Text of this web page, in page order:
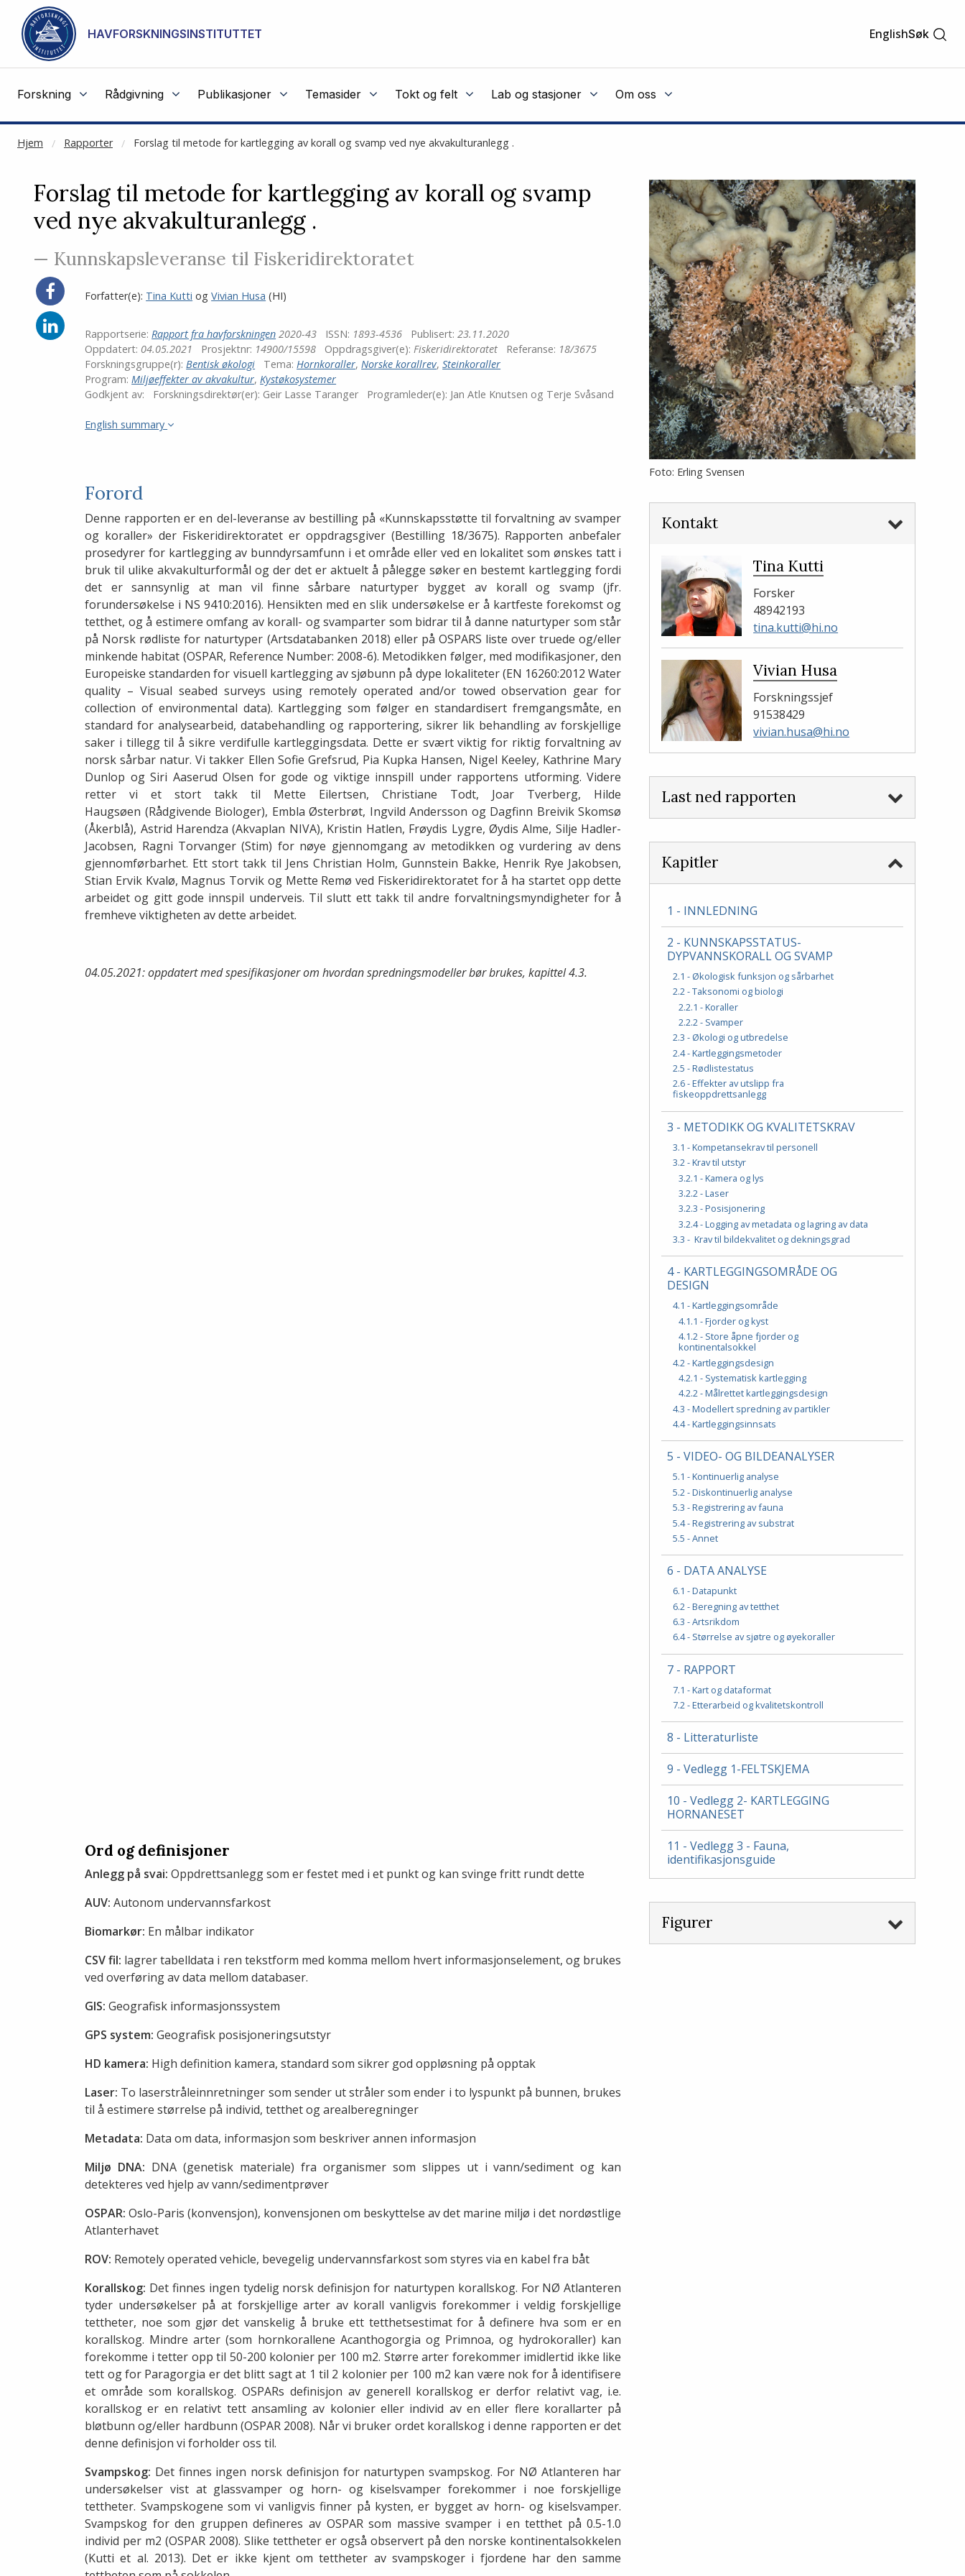
Gå til hovedinnhold
HAVFORSKNINGSINSTITUTTET EnglishSøk
Forskning Rådgivning Publikasjoner Temasider Tokt og felt Lab og stasjoner Om oss
Hjem Rapporter Forslag til metode for kartlegging av korall og svamp ved nye akvakulturanlegg .
NOT CACHED
Forslag til metode for kartlegging av korall og svamp
ved nye akvakulturanlegg .
— Kunnskapsleveranse til Fiskeridirektoratet
Forfatter(e): Tina Kutti ogVivian Husa (HI)
Rapportserie: Rapport fra havforskningen 2020-43 ISSN: 1893-4536 Publisert:23.11.2020
Oppdatert: 04.05.2021 Prosjektnr: 14900/15598 Oppdragsgiver(e): Fiskeridirektoratet Referanse: 18/3675
Forskningsgruppe(r): Bentisk økologi Tema: Hornkoraller, Norske korallrev,Steinkoraller
Program: Miljøeffekter av akvakultur, Kystøkosystemer
Godkjent av:
Forskningsdirektør(er): Geir Lasse Taranger Programleder(e): Jan Atle Knutsen og Terje Svåsand
English summary
Forord
Denne rapporten er en del-leveranse av bestilling på «Kunnskapsstøtte til forvaltning av svamper
og koraller» der Fiskeridirektoratet er oppdragsgiver (Bestilling 18/3675). Rapporten anbefaler
prosedyrer for kartlegging av bunndyrsamfunn i et område eller ved en lokalitet som ønskes tatt i
bruk til ulike akvakulturformål og der det er aktuelt å pålegge søker en bestemt kartlegging fordi
det er sannsynlig at man vil finne sårbare naturtyper bygget av korall og svamp (jfr.
forundersøkelse i NS 9410:2016). Hensikten med en slik undersøkelse er å kartfeste forekomst og
tetthet, og å estimere omfang av korall- og svamparter som bidrar til å danne naturtyper som står
på Norsk rødliste for naturtyper (Artsdatabanken 2018) eller på OSPARS liste over truede og/eller
minkende habitat (OSPAR, Reference Number: 2008-6). Metodikken følger, med modifikasjoner, den
Europeiske standarden for visuell kartlegging av sjøbunn på dype lokaliteter (EN 16260:2012 Water
quality – Visual seabed surveys using remotely operated and/or towed observation gear for
collection of environmental data). Kartlegging som følger en standardisert fremgangsmåte, en
standard for analysearbeid, databehandling og rapportering, sikrer lik behandling av forskjellige
saker i tillegg til å sikre verdifulle kartleggingsdata. Dette er svært viktig for riktig forvaltning av
norsk sårbar natur. Vi takker Ellen Sofie Grefsrud, Pia Kupka Hansen, Nigel Keeley, Kathrine Mary
Dunlop og Siri Aaserud Olsen for gode og viktige innspill under rapportens utforming. Videre
retter vi et stort takk til Mette Eilertsen, Christiane Todt, Joar Tverberg, Hilde
Haugsøen (Rådgivende Biologer), Embla Østerbrøt, Ingvild Andersson og Dagfinn Breivik Skomsø
(Åkerblå), Astrid Harendza (Akvaplan NIVA), Kristin Hatlen, Frøydis Lygre, Øydis Alme, Silje Hadler-
Jacobsen, Ragni Torvanger (Stim) for nøye gjennomgang av metodikken og vurdering av dens
gjennomførbarhet. Ett stort takk til Jens Christian Holm, Gunnstein Bakke, Henrik Rye Jakobsen,
Stian Ervik Kvalø, Magnus Torvik og Mette Remø ved Fiskeridirektoratet for å ha startet opp dette
arbeidet og gitt gode innspil underveis. Til slutt ett takk til andre forvaltningsmyndigheter for å
fremheve viktigheten av dette arbeidet.
04.05.2021: oppdatert med spesifikasjoner om hvordan spredningsmodeller bør brukes, kapittel 4.3.
Ord og definisjoner
Anlegg på svai: Oppdrettsanlegg som er festet med i et punkt og kan svinge fritt rundt dette
AUV:Autonom undervannsfarkost
Biomarkør: En målbar indikator
CSV fil: lagrer tabelldata i ren tekstform med komma mellom hvert informasjonselement, og brukes
ved overføring av data mellom databaser.
GIS: Geografisk informasjonssystem
GPS system: Geografisk posisjoneringsutstyr
HD kamera: High definition kamera, standard som sikrer god oppløsning på opptak
Laser: To laserstråleinnretninger som sender ut stråler som ender i to lyspunkt på bunnen, brukes
til å estimere størrelse på individ, tetthet og arealberegninger
Metadata: Data om data, informasjon som beskriver annen informasjon
Miljø DNA: DNA (genetisk materiale) fra organismer som slippes ut i vann/sediment og kan
detekteres ved hjelp av vann/sedimentprøver
OSPAR:Oslo-Paris (konvensjon), konvensjonen om beskyttelse av det marine miljø i det nordøstlige
Atlanterhavet
ROV: Remotely operated vehicle, bevegelig undervannsfarkost som styres via en kabel fra båt
Korallskog: Det finnes ingen tydelig norsk definisjon for naturtypen korallskog. For NØ Atlanteren
tyder undersøkelser på at forskjellige arter av korall vanligvis forekommer i veldig forskjellige
tettheter, noe som gjør det vanskelig å bruke ett tetthetsestimat for å definere hva som er en
korallskog. Mindre arter (som hornkorallene Acanthogorgia og Primnoa, og hydrokoraller) kan
forekomme i tetter opp til 50-200 kolonier per 100 m2. Større arter forekommer imidlertid ikke like
tett og for Paragorgia er det blitt sagt at 1 til 2 kolonier per 100 m2 kan være nok for å identifisere
et område som korallskog. OSPARs definisjon av generell korallskog er derfor relativt vag, i.e.
korallskog er en relativt tett ansamling av kolonier eller individ av en eller flere korallarter på
bløtbunn og/eller hardbunn (OSPAR 2008). Når vi bruker ordet korallskog i denne rapporten er det
denne definisjon vi forholder oss til.
Svampskog: Det finnes ingen norsk definisjon for naturtypen svampskog. For NØ Atlanteren har
undersøkelser vist at glassvamper og horn- og kiselsvamper forekommer i noe forskjellige
tettheter. Svampskogene som vi vanligvis finner på kysten, er bygget av horn- og kiselsvamper.
Svampskog for den gruppen defineres av OSPAR som massive svamper i en tetthet på 0.5-1.0
individ per m2 (OSPAR 2008). Slike tettheter er også observert på den norske kontinentalsokkelen
(Kutti et al. 2013). Det er ikke kjent om tettheter av svampskoger i fjordene har den samme
Del
på
Facebook
Del
på
LinkedIn
Foto: Erling Svensen
Kontakt
Tina Kutti
Forsker
48942193
tina.kutti@hi.no
Vivian Husa
Forskningssjef
91538429
vivian.husa@hi.no
Last ned rapporten
Kapitler
1 - INNLEDNING
2 - KUNNSKAPSSTATUS-
DYPVANNSKORALL OG SVAMP
2.1 - Økologisk funksjon og sårbarhet
2.2 - Taksonomi og biologi
2.2.1 - Koraller
2.2.2 - Svamper
2.3 - Økologi og utbredelse
2.4 - Kartleggingsmetoder
2.5 - Rødlistestatus
2.6 - Effekter av utslipp fra
fiskeoppdrettsanlegg
3 - METODIKK OG KVALITETSKRAV
3.1 - Kompetansekrav til personell
3.2 - Krav til utstyr
3.2.1 - Kamera og lys
3.2.2 - Laser
3.2.3 - Posisjonering
3.2.4 - Logging av metadata og lagring av data
3.3 - Krav til bildekvalitet og dekningsgrad
4 - KARTLEGGINGSOMRÅDE OG
DESIGN
4.1 - Kartleggingsområde
4.1.1 - Fjorder og kyst
4.1.2 - Store åpne fjorder og
kontinentalsokkel
4.2 - Kartleggingsdesign
4.2.1 - Systematisk kartlegging
4.2.2 - Målrettet kartleggingsdesign
4.3 - Modellert spredning av partikler
4.4 - Kartleggingsinnsats
5 - VIDEO- OG BILDEANALYSER
5.1 - Kontinuerlig analyse
5.2 - Diskontinuerlig analyse
5.3 - Registrering av fauna
5.4 - Registrering av substrat
5.5 - Annet
6 - DATA ANALYSE
6.1 - Datapunkt
6.2 - Beregning av tetthet
6.3 - Artsrikdom
6.4 - Størrelse av sjøtre og øyekoraller
7 - RAPPORT
7.1 - Kart og dataformat
7.2 - Etterarbeid og kvalitetskontroll
8 - Litteraturliste
9 - Vedlegg 1-FELTSKJEMA
10 - Vedlegg 2- KARTLEGGING
HORNANESET
11 - Vedlegg 3 - Fauna,
identifikasjonsguide
Figurer